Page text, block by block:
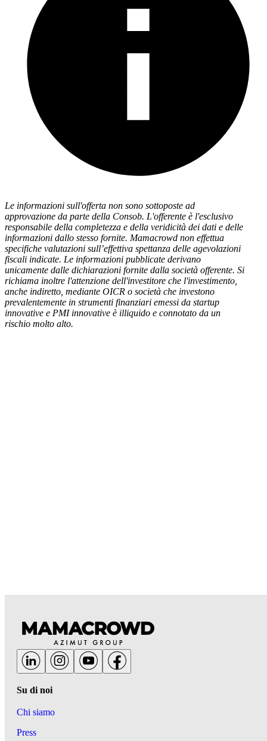
Le informazioni sull'offerta non sono sottoposte ad
approvazione da parte della Consob. L'offerente è l'esclusivo
responsabile della completezza e della veridicità dei dati e delle
informazioni dallo stesso fornite. Mamacrowd non effettua
specifiche valutazioni sull’effettiva spettanza delle agevolazioni
fiscali indicate. Le informazioni pubblicate derivano
unicamente dalle dichiarazioni fornite dalla società offerente. Si
richiama inoltre l'attenzione dell'investitore che l'investimento,
anche indiretto, mediante OICR o società che investono
prevalentemente in strumenti finanziari emessi da startup
innovative e PMI innovative è illiquido e connotato da un
rischio molto alto.
Su di noi
Chi siamo
Press